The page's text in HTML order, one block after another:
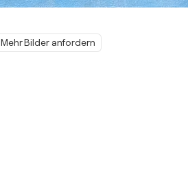
Mehr Bilder anfordern